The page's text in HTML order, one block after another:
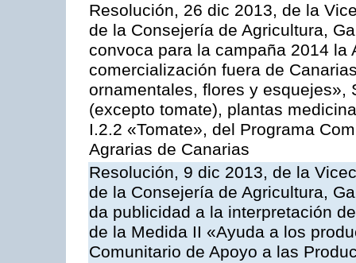
Resolución, 26 dic 2013, de la
de la Consejería de Agricultura,
convoca para la campaña 2014 la
comercialización fuera de
ornamentales, flores y esquejes»,
(excepto tomate), plantas
I.2.2 «Tomate», del Programa
Agrarias de Canarias
Resolución, 9 dic 2013, de la
de la Consejería de Agricultura,
da publicidad a la interpretación
de la Medida II «Ayuda a los
Comunitario de Apoyo a las